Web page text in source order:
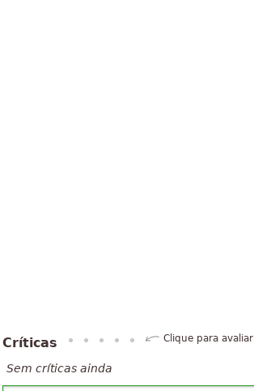
Críticas Clique para avaliar
Sem críticas ainda